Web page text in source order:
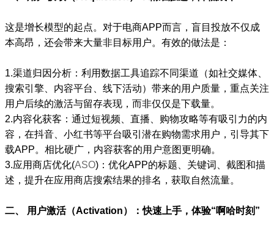
这是增长模型的起点。对于电商APP而言，盲目投放不仅成
本高昂，还会带来大量非目标用户。有效的做法是：
1.渠道归因分析：利用数据工具追踪不同渠道（如社交媒体、
搜索引擎、内容平台、线下活动）带来的用户质量，重点关注
用户后续的激活与留存表现，而非仅仅是下载量。
2.内容化获客：通过短视频、直播、购物攻略等有吸引力的内
容，在抖音、小红书等平台吸引潜在购物需求用户，引导其下
载APP。相比硬广，内容获客的用户意图更明确。
3.应用商店优化(ASO)：优化APP的标题、关键词、截图和描
述，提升在应用商店搜索结果的排名，获取自然流量。
二、 用户激活（Activation）：快速上手，体验“啊哈时刻”